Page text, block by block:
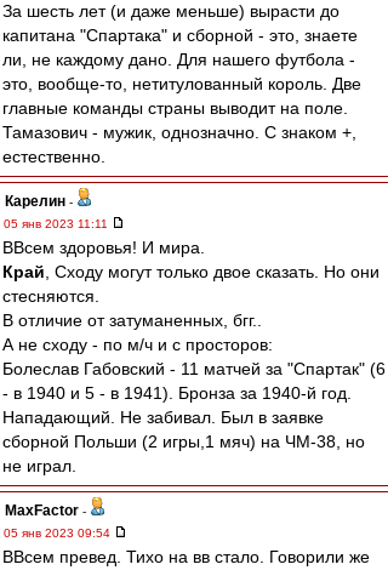
За шесть лет (и даже меньше) вырасти до
капитана "Спартака" и сборной - это, знаете
ли, не каждому дано. Для нашего футбола -
это, вообще-то, нетитулованный король. Две
главные команды страны выводит на поле.
Тамазович - мужик, однозначно. С знаком +,
естественно.
Карелин -
05 янв 2023 11:11
ВВсем здоровья! И мира.
Край , Сходу могут только двое сказать. Но они
стесняются.
В отличие от затуманенных, бгг..
А не сходу - по м/ч и с просторов:
Болеслав Габовский - 11 матчей за "Спартак" (6
- в 1940 и 5 - в 1941). Бронза за 1940-й год.
Нападающий. Не забивал. Был в заявке
сборной Польши (2 игры,1 мяч) на ЧМ-38, но
не играл.
MaxFactor -
05 янв 2023 09:54
ВВсем превед. Тихо на вв стало. Говорили же